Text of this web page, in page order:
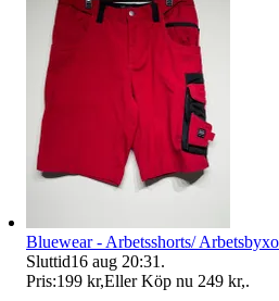
Bluewear - Arbetsshorts/
Sluttid16 aug 20:31 .
Pris:199 kr,Eller Köp nu 249 kr,.